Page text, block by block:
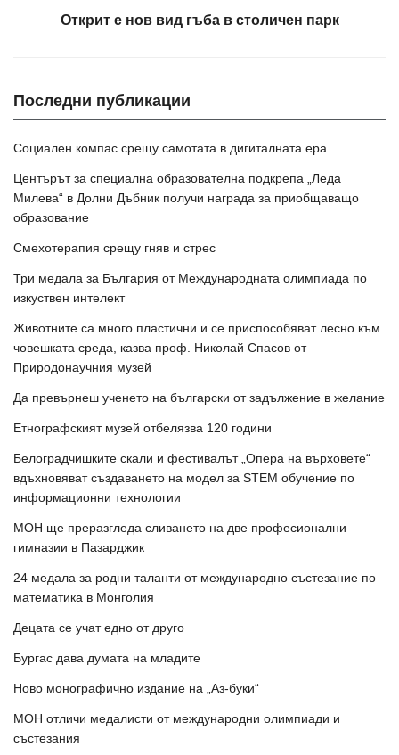
Открит е нов вид гъба в столичен парк
Последни публикации
Социален компас срещу самотата в дигиталната ера
Центърът за специална образователна подкрепа „Леда
Милева“ в Долни Дъбник получи награда за приобщаващо
образование
Смехотерапия срещу гняв и стрес
Три медала за България от Международната олимпиада по
изкуствен интелект
Животните са много пластични и се приспособяват лесно към
човешката среда, казва проф. Николай Спасов от
Природонаучния музей
Да превърнеш ученето на български от задължение в желание
Етнографският музей отбелязва 120 години
Белоградчишките скали и фестивалът „Опера на върховете“
вдъхновяват създаването на модел за STEM обучение по
информационни технологии
МОН ще преразгледа сливането на две професионални
гимназии в Пазарджик
24 медала за родни таланти от международно състезание по
математика в Монголия
Децата се учат едно от друго
Бургас дава думата на младите
Ново монографично издание на „Аз-буки“
МОН отличи медалисти от международни олимпиади и
състезания